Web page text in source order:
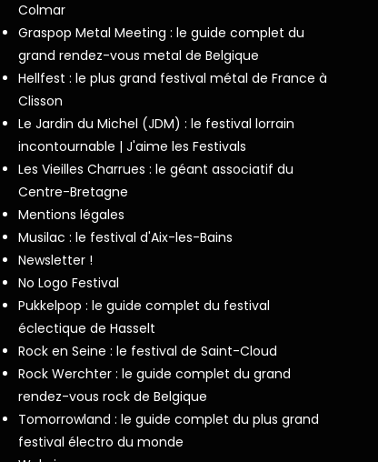
Colmar
Graspop Metal Meeting : le guide complet du
grand rendez-vous metal de Belgique
Hellfest : le plus grand festival métal de France à
Clisson
Le Jardin du Michel (JDM) : le festival lorrain
incontournable | J'aime les Festivals
Les Vieilles Charrues : le géant associatif du
Centre-Bretagne
Mentions légales
Musilac : le festival d'Aix-les-Bains
Newsletter !
No Logo Festival
Pukkelpop : le guide complet du festival
éclectique de Hasselt
Rock en Seine : le festival de Saint-Cloud
Rock Werchter : le guide complet du grand
rendez-vous rock de Belgique
Tomorrowland : le guide complet du plus grand
festival électro du monde